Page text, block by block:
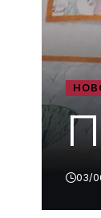
03/